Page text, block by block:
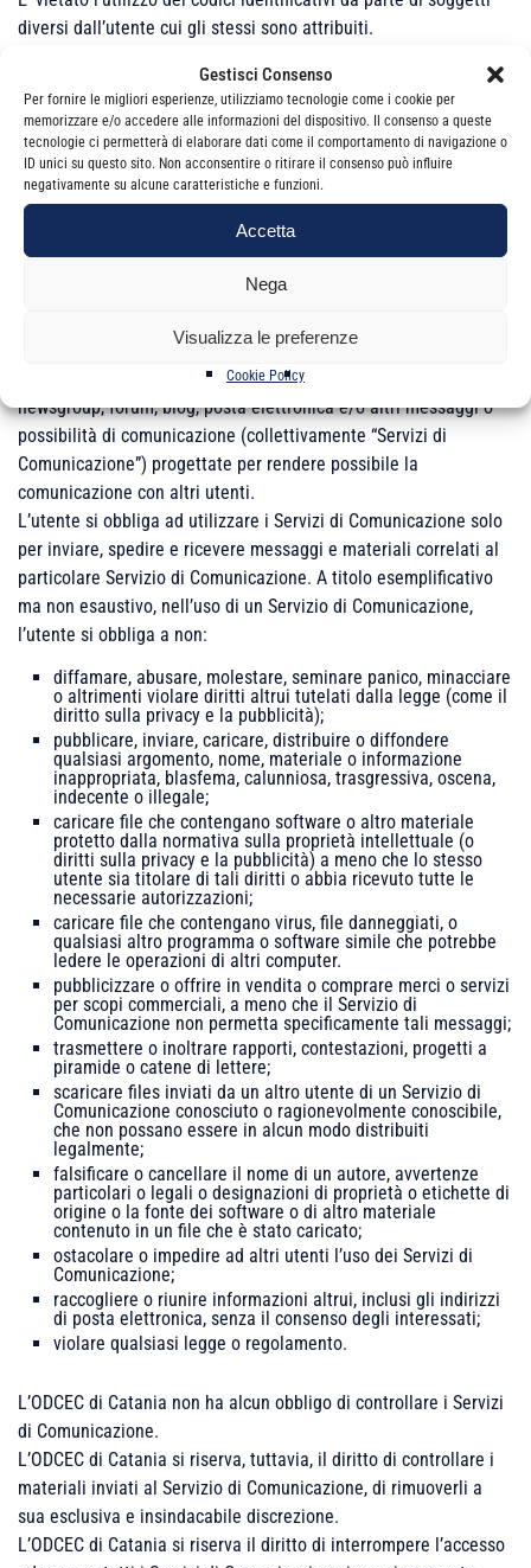
Gestisci Consenso
Per fornire le migliori esperienze, utilizziamo tecnologie come i cookie per
memorizzare e/o accedere alle informazioni del dispositivo. Il consenso a queste
tecnologie ci permetterà di elaborare dati come il comportamento di navigazione o
ID unici su questo sito. Non acconsentire o ritirare il consenso può influire
negativamente su alcune caratteristiche e funzioni.
Accetta
Nega
Visualizza le preferenze
Cookie Policy
diversi dall’utente cui gli stessi sono attribuiti.
immediatamente ed all’indirizzo comunicato al momento della
attribuzione dei codici identificativi, qualsiasi utilizzo non
autorizzato dei codici identificativi assegnatigli o qualsiasi altro
fatto che violi la sicurezza.
L’ODCEC di Catania comunque, non sarà responsabile per
eventuali danni causati dall’utilizzo dei codici identificativi da
parte di un’altra persona, con o senza l’autorizzazione
Utilizzo dei servizi di comunicazione
Il sito web dell’ODCEC di Catania può contenere servizi di
newsgroup, forum, blog, posta elettronica e/o altri messaggi o
possibilità di comunicazione (collettivamente “Servizi di
Comunicazione”) progettate per rendere possibile la
comunicazione con altri utenti.
L’utente si obbliga ad utilizzare i Servizi di Comunicazione solo
per inviare, spedire e ricevere messaggi e materiali correlati al
particolare Servizio di Comunicazione. A titolo esemplificativo
ma non esaustivo, nell’uso di un Servizio di Comunicazione,
l’utente si obbliga a non:
diffamare, abusare, molestare, seminare panico, minacciare
o altrimenti violare diritti altrui tutelati dalla legge (come il
diritto sulla privacy e la pubblicità);
pubblicare, inviare, caricare, distribuire o diffondere
qualsiasi argomento, nome, materiale o informazione
inappropriata, blasfema, calunniosa, trasgressiva, oscena,
indecente o illegale;
caricare file che contengano software o altro materiale
protetto dalla normativa sulla proprietà intellettuale (o
diritti sulla privacy e la pubblicità) a meno che lo stesso
utente sia titolare di tali diritti o abbia ricevuto tutte le
necessarie autorizzazioni;
caricare file che contengano virus, file danneggiati, o
qualsiasi altro programma o software simile che potrebbe
ledere le operazioni di altri computer.
pubblicizzare o offrire in vendita o comprare merci o servizi
per scopi commerciali, a meno che il Servizio di
Comunicazione non permetta specificamente tali messaggi;
trasmettere o inoltrare rapporti, contestazioni, progetti a
piramide o catene di lettere;
scaricare files inviati da un altro utente di un Servizio di
Comunicazione conosciuto o ragionevolmente conoscibile,
che non possano essere in alcun modo distribuiti
legalmente;
falsificare o cancellare il nome di un autore, avvertenze
particolari o legali o designazioni di proprietà o etichette di
origine o la fonte dei software o di altro materiale
contenuto in un file che è stato caricato;
ostacolare o impedire ad altri utenti l’uso dei Servizi di
Comunicazione;
raccogliere o riunire informazioni altrui, inclusi gli indirizzi
di posta elettronica, senza il consenso degli interessati;
violare qualsiasi legge o regolamento.
L’ODCEC di Catania non ha alcun obbligo di controllare i Servizi
di Comunicazione.
L’ODCEC di Catania si riserva, tuttavia, il diritto di controllare i
materiali inviati al Servizio di Comunicazione, di rimuoverli a
sua esclusiva e insindacabile discrezione.
L’ODCEC di Catania si riserva il diritto di interrompere l’accesso